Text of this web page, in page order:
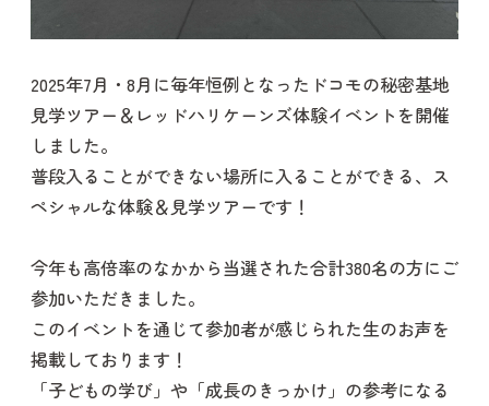
2025年7月・8月に毎年恒例となったドコモの秘密基地
見学ツアー＆レッドハリケーンズ体験イベントを開催
しました。
普段入ることができない場所に入ることができる、ス
ペシャルな体験＆見学ツアーです！
今年も高倍率のなかから当選された合計380名の方にご
参加いただきました。
このイベントを通じて参加者が感じられた生のお声を
掲載しております！
「子どもの学び」や「成長のきっかけ」の参考になる